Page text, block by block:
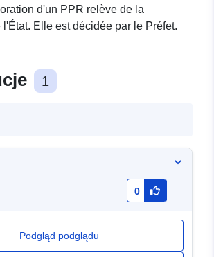
d'un PPR relève de la
Elle est décidée par le Préfet.
1
0
Podgląd podglądu